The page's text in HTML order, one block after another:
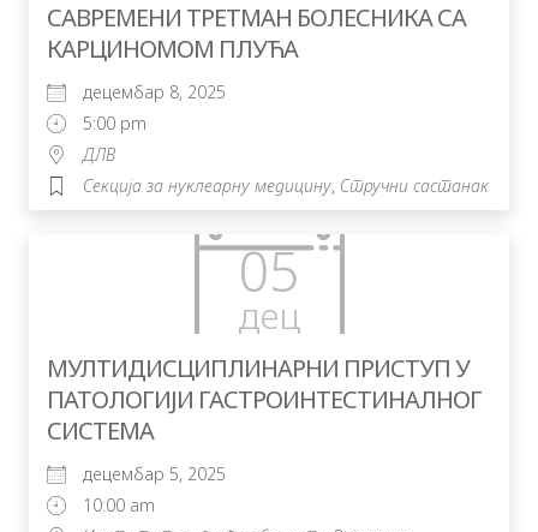
САВРЕМЕНИ ТРЕТМАН БОЛЕСНИКА СА
КАРЦИНОМОМ ПЛУЋА
децембар 8, 2025
5:00 pm
ДЛВ
Секција за нуклеарну медицину, Стручни састанак
05
дец
MУЛТИДИСЦИПЛИНАРНИ ПРИСТУП У
ПАТОЛОГИЈИ ГАСТРОИНТЕСТИНАЛНОГ
СИСТЕМА
децембар 5, 2025
10:00 am